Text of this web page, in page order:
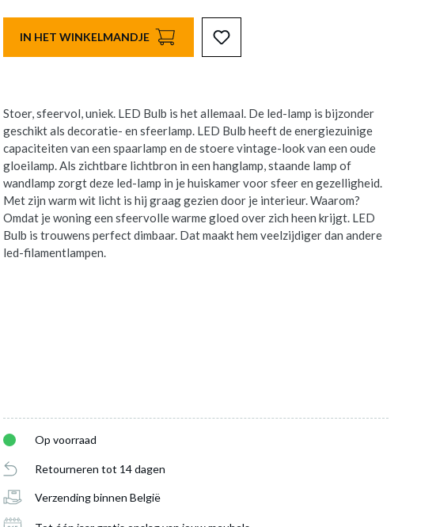
IN HET WINKELMANDJE
Stoer, sfeervol, uniek. LED Bulb is het allemaal. De led-lamp is bijzonder
geschikt als decoratie- en sfeerlamp. LED Bulb heeft de energiezuinige
capaciteiten van een spaarlamp en de stoere vintage-look van een oude
gloeilamp. Als zichtbare lichtbron in een hanglamp, staande lamp of
wandlamp zorgt deze led-lamp in je huiskamer voor sfeer en gezelligheid.
Met zijn warm wit licht is hij graag gezien door je interieur. Waarom?
Omdat je woning een sfeervolle warme gloed over zich heen krijgt. LED
Bulb is trouwens perfect dimbaar. Dat maakt hem veelzijdiger dan andere
led-filamentlampen.
Op voorraad
Retourneren tot 14 dagen
Verzending binnen België